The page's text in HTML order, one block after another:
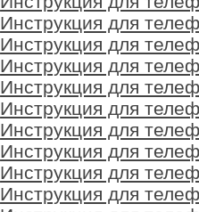
Инструкция для
Инструкция для
Инструкция для
Инструкция для
Инструкция для
Инструкция для
Инструкция для
Инструкция для
Инструкция для